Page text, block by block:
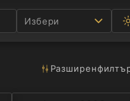
Избери
Разширен